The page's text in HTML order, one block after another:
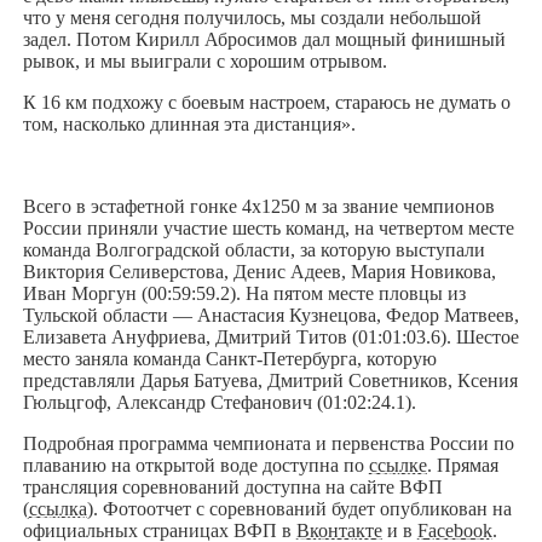
что у меня сегодня получилось, мы создали небольшой
задел. Потом Кирилл Абросимов дал мощный финишный
рывок, и мы выиграли с хорошим отрывом.
К 16 км подхожу с боевым настроем, стараюсь не думать о
том, насколько длинная эта дистанция».
Всего в эстафетной гонке 4х1250 м за звание чемпионов
России приняли участие шесть команд, на четвертом месте
команда Волгоградской области, за которую выступали
Виктория Селиверстова, Денис Адеев, Мария Новикова,
Иван Моргун (00:59:59.2). На пятом месте пловцы из
Тульской области — Анастасия Кузнецова, Федор Матвеев,
Елизавета Ануфриева, Дмитрий Титов (01:01:03.6). Шестое
место заняла команда Санкт-Петербурга, которую
представляли Дарья Батуева, Дмитрий Советников, Ксения
Гюльцгоф, Александр Стефанович (01:02:24.1).
Подробная программа чемпионата и первенства России по
плаванию на открытой воде доступна по ссылке. Прямая
трансляция соревнований доступна на сайте ВФП
(ссылка). Фотоотчет с соревнований будет опубликован на
официальных страницах ВФП в Вконтактеи в Facebook.